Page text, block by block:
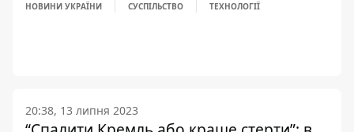
НОВИНИ УКРАЇНИ СУСПІЛЬСТВО ТЕХНОЛОГІЇ
20:38, 13 липня 2023